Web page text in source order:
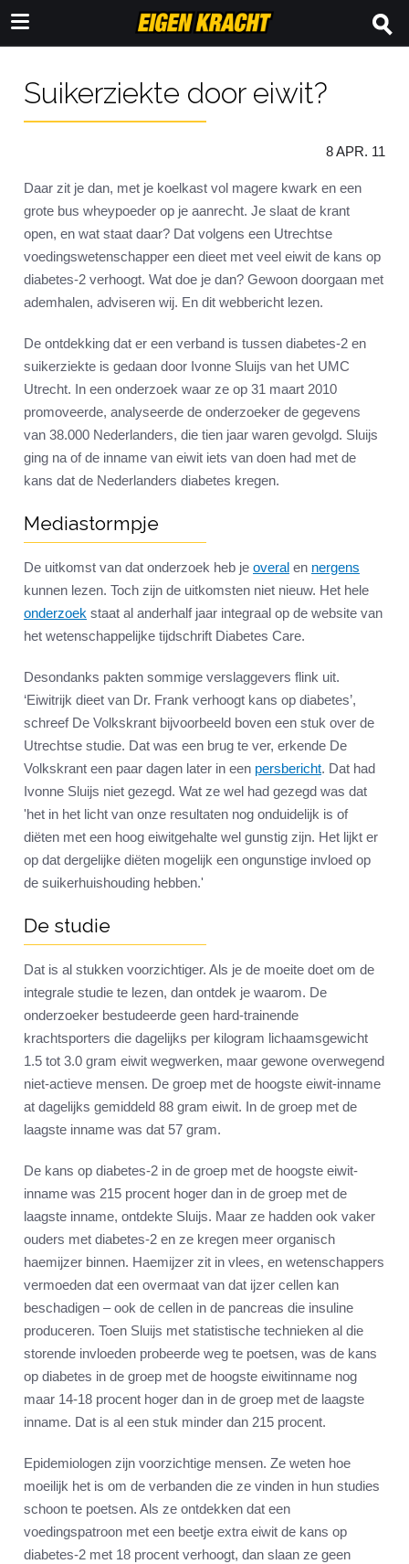
Suikerziekte door eiwit?
8 APR. 11
Daar zit je dan, met je koelkast vol magere kwark en een
grote bus wheypoeder op je aanrecht. Je slaat de krant
open, en wat staat daar? Dat volgens een Utrechtse
voedingswetenschapper een dieet met veel eiwit de kans op
diabetes-2 verhoogt. Wat doe je dan? Gewoon doorgaan met
ademhalen, adviseren wij. En dit webbericht lezen.
De ontdekking dat er een verband is tussen diabetes-2 en
suikerziekte is gedaan door Ivonne Sluijs van het UMC
Utrecht. In een onderzoek waar ze op 31 maart 2010
promoveerde, analyseerde de onderzoeker de gegevens
van 38.000 Nederlanders, die tien jaar waren gevolgd. Sluijs
ging na of de inname van eiwit iets van doen had met de
kans dat de Nederlanders diabetes kregen.
Mediastormpje
De uitkomst van dat onderzoek heb je overal en nergens
kunnen lezen. Toch zijn de uitkomsten niet nieuw. Het hele
onderzoek staat al anderhalf jaar integraal op de website van
het wetenschappelijke tijdschrift Diabetes Care.
Desondanks pakten sommige verslaggevers flink uit.
‘Eiwitrijk dieet van Dr. Frank verhoogt kans op diabetes’,
schreef De Volkskrant bijvoorbeeld boven een stuk over de
Utrechtse studie. Dat was een brug te ver, erkende De
Volkskrant een paar dagen later in een persbericht. Dat had
Ivonne Sluijs niet gezegd. Wat ze wel had gezegd was dat
'het in het licht van onze resultaten nog onduidelijk is of
diëten met een hoog eiwitgehalte wel gunstig zijn. Het lijkt er
op dat dergelijke diëten mogelijk een ongunstige invloed op
de suikerhuishouding hebben.'
De studie
Dat is al stukken voorzichtiger. Als je de moeite doet om de
integrale studie te lezen, dan ontdek je waarom. De
onderzoeker bestudeerde geen hard-trainende
krachtsporters die dagelijks per kilogram lichaamsgewicht
1.5 tot 3.0 gram eiwit wegwerken, maar gewone overwegend
niet-actieve mensen. De groep met de hoogste eiwit-inname
at dagelijks gemiddeld 88 gram eiwit. In de groep met de
laagste inname was dat 57 gram.
De kans op diabetes-2 in de groep met de hoogste eiwit-
inname was 215 procent hoger dan in de groep met de
laagste inname, ontdekte Sluijs. Maar ze hadden ook vaker
ouders met diabetes-2 en ze kregen meer organisch
haemijzer binnen. Haemijzer zit in vlees, en wetenschappers
vermoeden dat een overmaat van dat ijzer cellen kan
beschadigen – ook de cellen in de pancreas die insuline
produceren. Toen Sluijs met statistische technieken al die
storende invloeden probeerde weg te poetsen, was de kans
op diabetes in de groep met de hoogste eiwitinname nog
maar 14-18 procent hoger dan in de groep met de laagste
inname. Dat is al een stuk minder dan 215 procent.
Epidemiologen zijn voorzichtige mensen. Ze weten hoe
moeilijk het is om de verbanden die ze vinden in hun studies
schoon te poetsen. Als ze ontdekken dat een
voedingspatroon met een beetje extra eiwit de kans op
diabetes-2 met 18 procent verhoogt, dan slaan ze geen